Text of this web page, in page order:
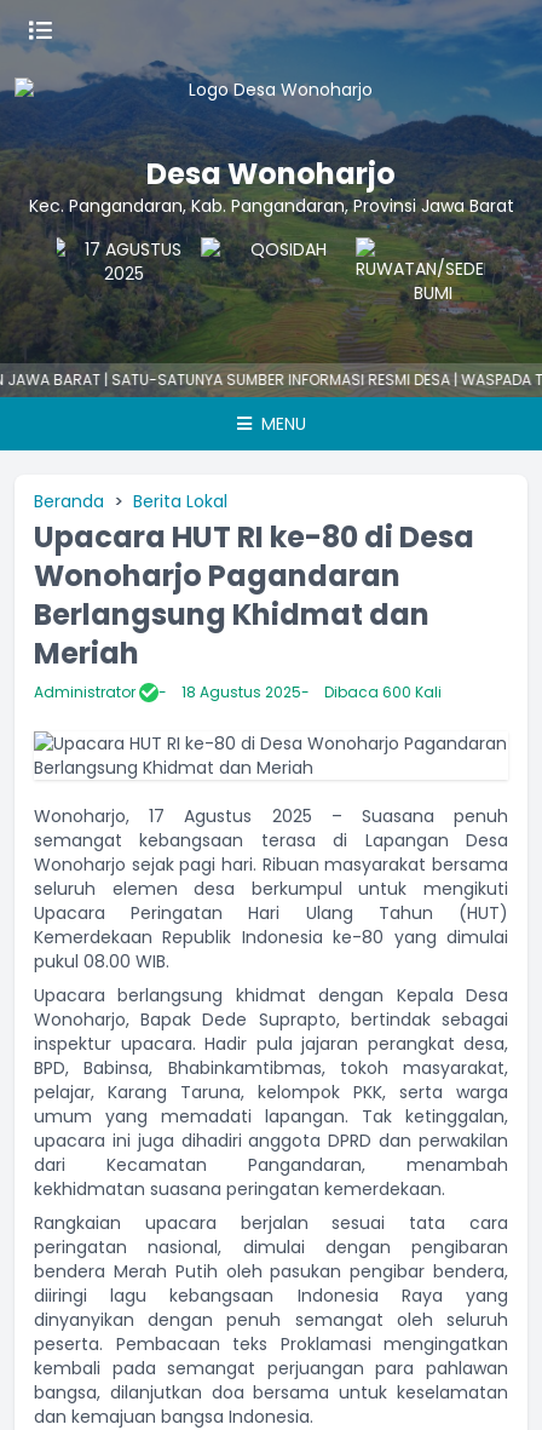
Desa Wonoharjo
Kec. Pangandaran, Kab. Pangandaran, Provinsi Jawa Barat
| SATU-SATUNYA SUMBER INFORMASI RESMI DESA | WASPADA
MENU
Beranda Berita Lokal
Upacara HUT RI ke-80 di Desa
Wonoharjo Pagandaran
Berlangsung Khidmat dan
Meriah
Administrator 18 Agustus 2025 Dibaca 600 Kali
Wonoharjo, 17 Agustus 2025 – Suasana penuh
semangat kebangsaan terasa di Lapangan Desa
Wonoharjo sejak pagi hari. Ribuan masyarakat bersama
seluruh elemen desa berkumpul untuk mengikuti
Upacara Peringatan Hari Ulang Tahun (HUT)
Kemerdekaan Republik Indonesia ke-80 yang dimulai
pukul 08.00 WIB.
Upacara berlangsung khidmat dengan Kepala Desa
Wonoharjo, Bapak Dede Suprapto, bertindak sebagai
inspektur upacara. Hadir pula jajaran perangkat desa,
BPD, Babinsa, Bhabinkamtibmas, tokoh masyarakat,
pelajar, Karang Taruna, kelompok PKK, serta warga
umum yang memadati lapangan. Tak ketinggalan,
upacara ini juga dihadiri anggota DPRD dan perwakilan
dari Kecamatan Pangandaran, menambah
kekhidmatan suasana peringatan kemerdekaan.
Rangkaian upacara berjalan sesuai tata cara
peringatan nasional, dimulai dengan pengibaran
bendera Merah Putih oleh pasukan pengibar bendera,
diiringi lagu kebangsaan Indonesia Raya yang
dinyanyikan dengan penuh semangat oleh seluruh
peserta. Pembacaan teks Proklamasi mengingatkan
kembali pada semangat perjuangan para pahlawan
bangsa, dilanjutkan doa bersama untuk keselamatan
dan kemajuan bangsa Indonesia.